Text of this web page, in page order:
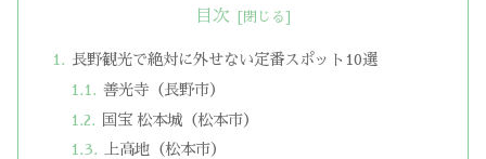
目次
長野観光で絶対に外せない定番スポット10選
善光寺（長野市）
国宝 松本城（松本市）
上高地（松本市）